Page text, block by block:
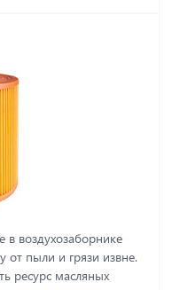
воздухозаборнике
от пыли и грязи извне.
ресурс масляных